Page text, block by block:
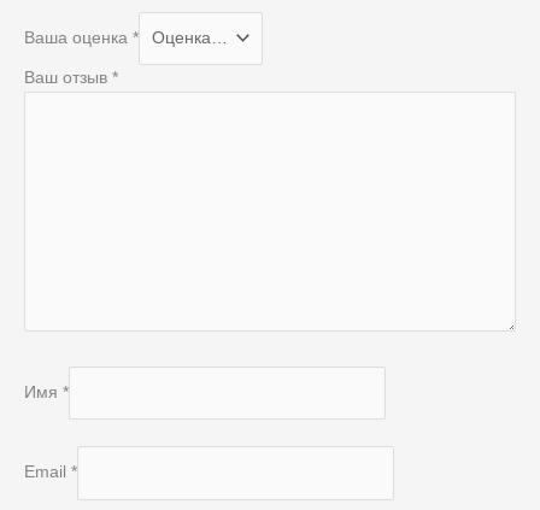
Ваша оценка *
Ваш отзыв *
Имя *
Email *